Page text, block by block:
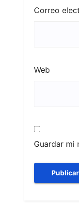
Correo
Web
Guardar mi